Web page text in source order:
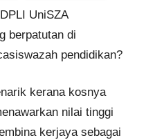
UniSZA
berpatutan di
pendidikan?
kerana kosnya
nilai tinggi
kerjaya sebagai